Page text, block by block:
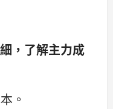
，了解主力成
。